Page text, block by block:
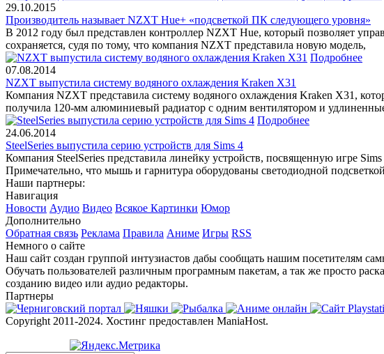
29.10.2015
Производитель называет NZXT Hue+ «подсветкой ПК следующего уровня»
В 2012 году был представлен контроллер NZXT Hue, который позволяет
сохраняется, судя по тому, что компания NZXT представила новую модель,
Подробнее
07.08.2014
NZXT выпустила систему водяного охлаждения Kraken X31
Компания NZXT представила систему водяного охлаждения Kraken X31,
получила 120-мм алюминиевый радиатор с одним вентилятором и
Подробнее
24.06.2014
SteelSeries выпустила серию устройств для Sims 4
Компания SteelSeries представила линейку устройств, посвященную игре
Примечательно, что мышь и гарнитура оборудованы светодиодной
Наши партнеры:
Навигация
Новости Аудио Видео Всякое Картинки Юмор
Дополнительно
Обратная связь Реклама Правила Аниме Игры RSS
Немного о сайте
Наш сайт создан группой интузиастов дабы сообщать нашим посетителям
Обучать пользователей различным програмным пакетам, а так же просто
созданию видео или аудио редакторы.
Партнеры
Copyright 2011-2024. Хостинг предоставлен ManiaHost.